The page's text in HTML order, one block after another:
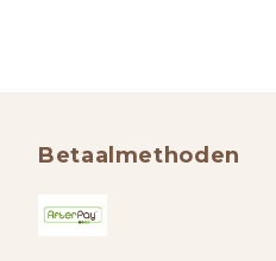
Betaalmethoden